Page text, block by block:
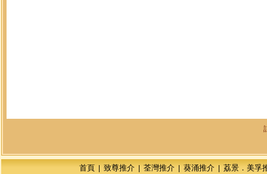
首頁 致尊推介| 荃灣推介| 葵涌推介| 荔景．美孚